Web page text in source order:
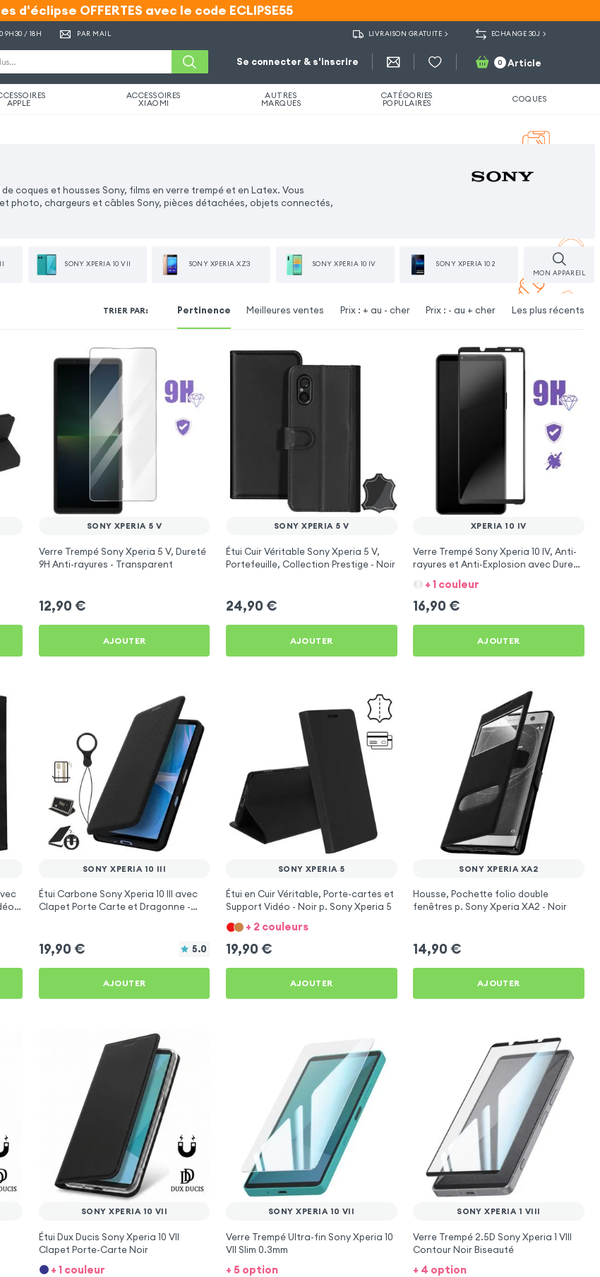
d'éclipse OFFERTES avec le code ECLIPSE55
d'éclipse OFFERTES avec le code ECLIPSE55
9H30 / 18H PAR MAIL LIVRAISON GRATUITE ECHANGE 30J
Se connecter & s'inscrire 0 Article
APPLE
ACCESSOIRES
XIAOMI
AUTRES
MARQUES
CATÉGORIES
POPULAIRES COQUES
coques et housses Sony, films en verre trempé et en Latex. Vous
photo, chargeurs et câbles Sony, pièces détachées, objets connectés,
SONY XPERIA 10 VII SONY XPERIA XZ3 SONY XPERIA 10 IV
SONY XPERIA 10 2
MON APPAREIL
TRIER PAR: Pertinence Meilleures ventes Prix : + au - cher Prix : - au + cher Les plus récents
SONY XPERIA 5 V
Verre Trempé Sony Xperia 5 V, Dureté
9H Anti-rayures - Transparent
12,90 €
AJOUTER
SONY XPERIA 5 V
Étui Cuir Véritable Sony Xperia 5 V,
Portefeuille, Collection Prestige - Noir
24,90 €
AJOUTER
XPERIA 10 IV
Verre Trempé Sony Xperia 10 IV, Anti-
rayures et Anti-Explosion avec Dureté
9H avec Contour Noir
+ 1 couleur
16,90 €
AJOUTER
-
SONY XPERIA 10 III
Étui Carbone Sony Xperia 10 III avec
Clapet Porte Carte et Dragonne -
19,90 € 5.0
AJOUTER
SONY XPERIA 5
Étui en Cuir Véritable, Porte-cartes et
Support Vidéo - Noir p. Sony Xperia 5
+ 2 couleurs
19,90 €
AJOUTER
SONY XPERIA XA2
Housse, Pochette folio double
fenêtres p. Sony Xperia XA2 - Noir
14,90 €
AJOUTER
SONY XPERIA 10 VII
Étui Dux Ducis Sony Xperia 10 VII
Clapet Porte-Carte Noir
+ 1 couleur
SONY XPERIA 10 VII
Verre Trempé Ultra-fin Sony Xperia 10
VII Slim 0.3mm
+ 5 option
SONY XPERIA 1 VIII
Verre Trempé 2.5D Sony Xperia 1 VIII
Contour Noir Biseauté
+ 4 option